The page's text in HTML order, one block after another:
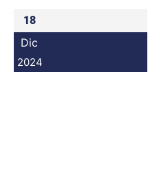
18
Dic
2024